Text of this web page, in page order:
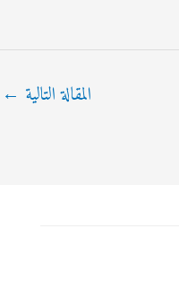
المقالة التالية←